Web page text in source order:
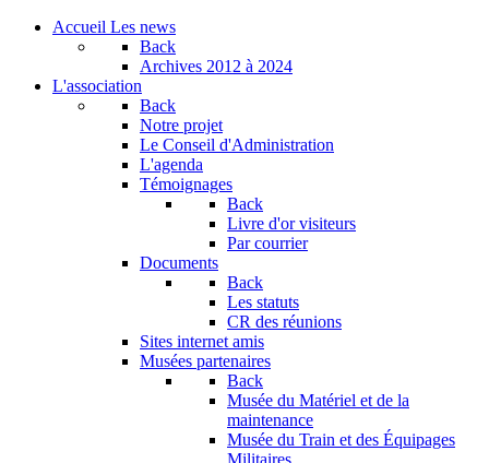
Accueil Les news
Back
Archives 2012 à 2024
L'association
Back
Notre projet
Le Conseil d'Administration
L'agenda
Témoignages
Back
Livre d'or visiteurs
Par courrier
Documents
Back
Les statuts
CR des réunions
Sites internet amis
Musées partenaires
Back
Musée du Matériel et de la
maintenance
Musée du Train et des Équipages
Militaires